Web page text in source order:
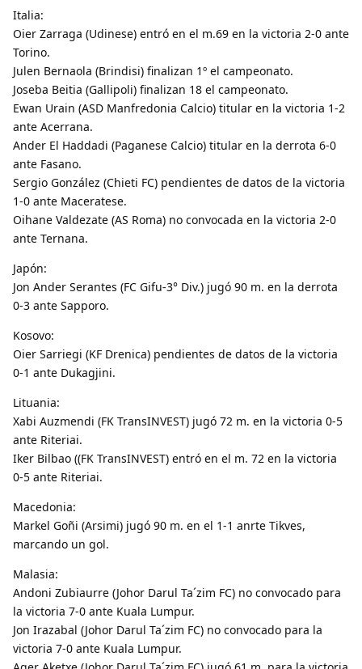
Italia:
Oier Zarraga (Udinese) entró en el m.69 en la victoria 2-0 ante
Torino.
Julen Bernaola (Brindisi) finalizan 1º el campeonato.
Joseba Beitia (Gallipoli) finalizan 18 el campeonato.
Ewan Urain (ASD Manfredonia Calcio) titular en la victoria 1-2
ante Acerrana.
Ander El Haddadi (Paganese Calcio) titular en la derrota 6-0
ante Fasano.
Sergio González (Chieti FC) pendientes de datos de la victoria
1-0 ante Maceratese.
Oihane Valdezate (AS Roma) no convocada en la victoria 2-0
ante Ternana.
Japón:
Jon Ander Serantes (FC Gifu-3° Div.) jugó 90 m. en la derrota
0-3 ante Sapporo.
Kosovo:
Oier Sarriegi (KF Drenica) pendientes de datos de la victoria
0-1 ante Dukagjini.
Lituania:
Xabi Auzmendi (FK TransINVEST) jugó 72 m. en la victoria 0-5
ante Riteriai.
Iker Bilbao ((FK TransINVEST) entró en el m. 72 en la victoria
0-5 ante Riteriai.
Macedonia:
Markel Goñi (Arsimi) jugó 90 m. en el 1-1 anrte Tikves,
marcando un gol.
Malasia:
Andoni Zubiaurre (Johor Darul Ta´zim FC) no convocado para
la victoria 7-0 ante Kuala Lumpur.
Jon Irazabal (Johor Darul Ta´zim FC) no convocado para la
victoria 7-0 ante Kuala Lumpur.